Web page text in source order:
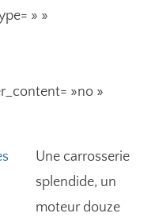
» »
»no »
Une carrosserie
splendide, un
moteur douze